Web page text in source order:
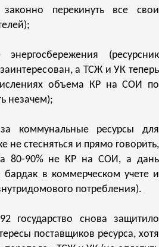
перекинуть все свои
(ресурсник
а ТСЖ и УК теперь
объема КР на СОИ по
незачем);
коммунальные ресурсы для
не стесняться и прямо говорить,
80-90% не КР на СОИ, а дань
бардак в коммерческом учете и
потребления).
государство снова защитило
поставщиков ресурса, хотя